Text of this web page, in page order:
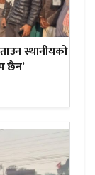
स्थानीयको
छैन’